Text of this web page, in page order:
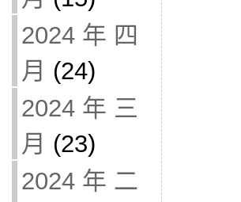
2024 年 四
月 (24)
2024 年 三
月 (23)
2024 年 二